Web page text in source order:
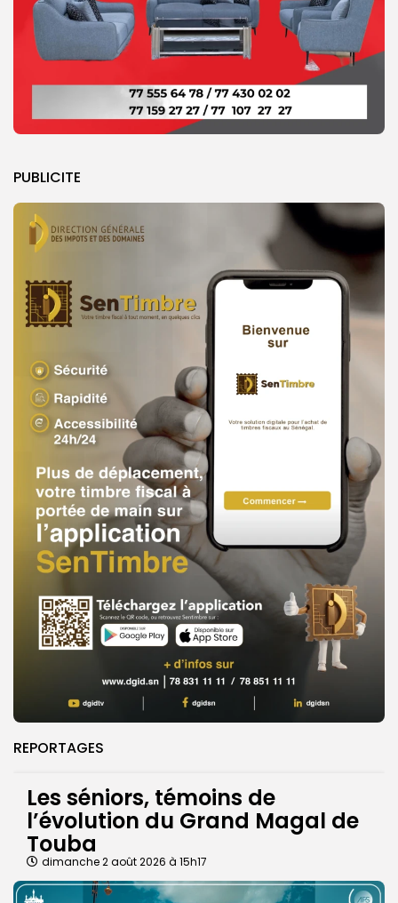
PUBLICITE
REPORTAGES
Les séniors, témoins de
l’évolution du Grand Magal de
Touba
dimanche 2 août 2026 à 15h17